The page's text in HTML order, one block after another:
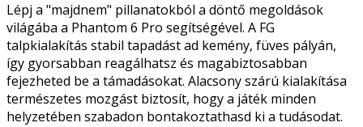
Lépj a "majdnem" pillanatokból a döntő megoldások
világába a Phantom 6 Pro segítségével. A FG
talpkialakítás stabil tapadást ad kemény, füves pályán,
így gyorsabban reagálhatsz és magabiztosabban
fejezheted be a támadásokat. Alacsony szárú kialakítása
természetes mozgást biztosít, hogy a játék minden
helyzetében szabadon bontakoztathasd ki a tudásodat.